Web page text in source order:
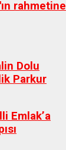
rahmetine
Dolu
Parkur
Emlak’a